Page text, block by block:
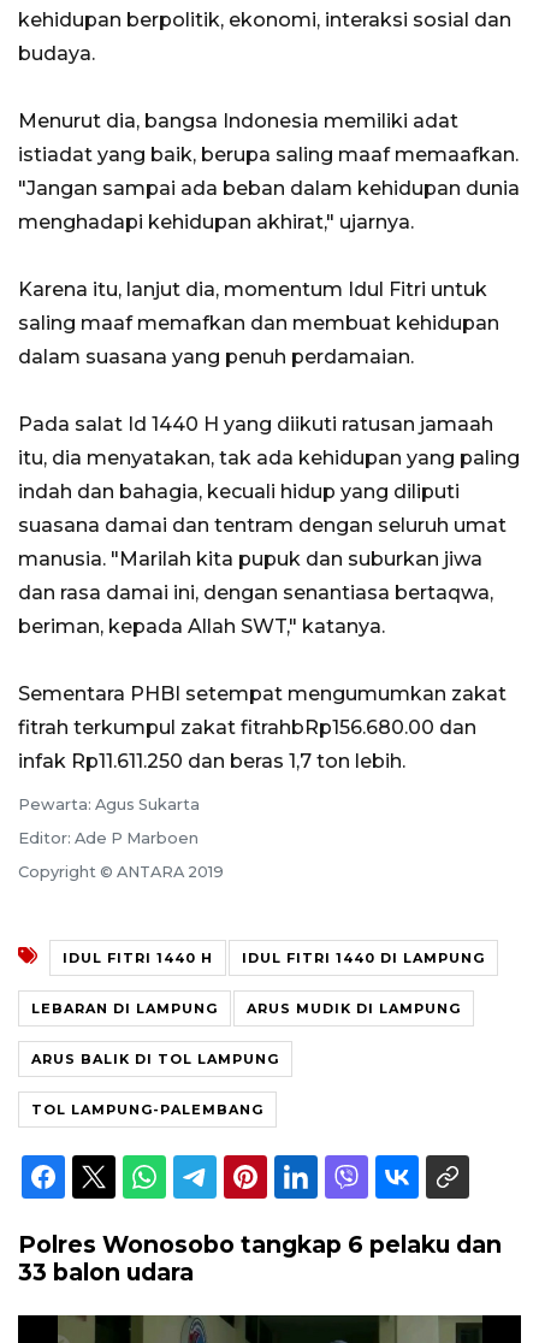
kehidupan berpolitik, ekonomi, interaksi sosial dan
budaya.
Menurut dia, bangsa Indonesia memiliki adat
istiadat yang baik, berupa saling maaf memaafkan.
"Jangan sampai ada beban dalam kehidupan dunia
menghadapi kehidupan akhirat," ujarnya.
Karena itu, lanjut dia, momentum Idul Fitri untuk
saling maaf memafkan dan membuat kehidupan
dalam suasana yang penuh perdamaian.
Pada salat Id 1440 H yang diikuti ratusan jamaah
itu, dia menyatakan, tak ada kehidupan yang paling
indah dan bahagia, kecuali hidup yang diliputi
suasana damai dan tentram dengan seluruh umat
manusia. "Marilah kita pupuk dan suburkan jiwa
dan rasa damai ini, dengan senantiasa bertaqwa,
beriman, kepada Allah SWT," katanya.
Sementara PHBI setempat mengumumkan zakat
fitrah terkumpul zakat fitrahbRp156.680.00 dan
infak Rp11.611.250 dan beras 1,7 ton lebih.
Pewarta: Agus Sukarta
Editor: Ade P Marboen
Copyright © ANTARA 2019
IDUL FITRI 1440 H IDUL FITRI 1440 DI LAMPUNG
LEBARAN DI LAMPUNG ARUS MUDIK DI LAMPUNG
ARUS BALIK DI TOL LAMPUNG
TOL LAMPUNG-PALEMBANG
Polres Wonosobo tangkap 6 pelaku dan
33 balon udara